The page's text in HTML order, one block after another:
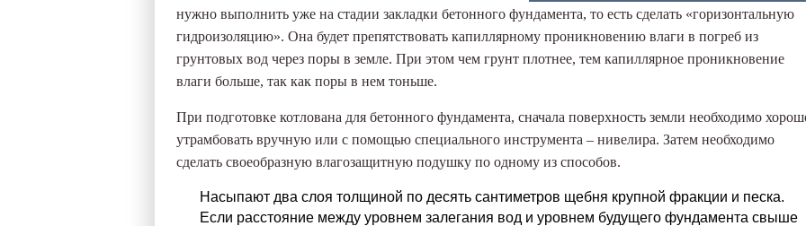
нужно выполнить уже на стадии закладки бетонного фундамента, то есть сделать «горизонтальную
гидроизоляцию». Она будет препятствовать капиллярному проникновению влаги в погреб из
грунтовых вод через поры в земле. При этом чем грунт плотнее, тем капиллярное проникновение
влаги больше, так как поры в нем тоньше.
При подготовке котлована для бетонного фундамента, сначала поверхность земли необходимо
утрамбовать вручную или с помощью специального инструмента – нивелира. Затем необходимо
сделать своеобразную влагозащитную подушку по одному из способов.
Насыпают два слоя толщиной по десять сантиметров щебня крупной фракции и песка.
Если расстояние между уровнем залегания вод и уровнем будущего фундамента свыше